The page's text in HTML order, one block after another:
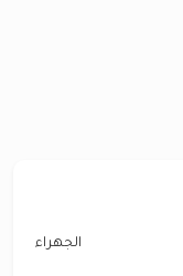
الجهراء